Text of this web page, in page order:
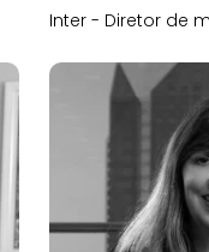
Inter - Diretor de